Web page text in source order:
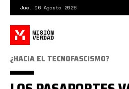
contenido
principal
Jue. 06 Agosto 2026
¿HACIA EL TECNOFASCISMO?